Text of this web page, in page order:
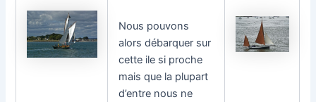
Nous pouvons
alors débarquer sur
cette ile si proche
mais que la plupart
d’entre nous ne